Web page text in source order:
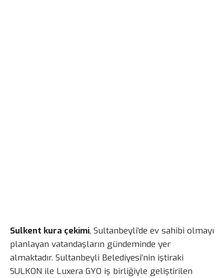
Sulkent kura çekimi, Sultanbeyli’de ev sahibi olmayı
planlayan vatandaşların gündeminde yer
almaktadır. Sultanbeyli Belediyesi’nin iştiraki
SULKON ile Luxera GYO iş birliğiyle geliştirilen